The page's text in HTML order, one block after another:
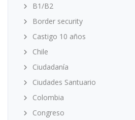
B1/B2
Border security
Castigo 10 años
Chile
Ciudadanía
Ciudades Santuario
Colombia
Congreso